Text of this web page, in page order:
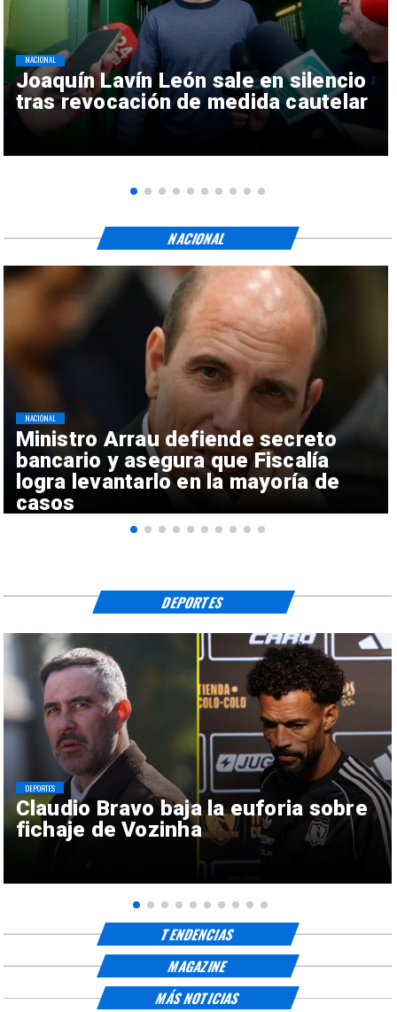
Joaquín Lavín León sale en silencio
tras revocación de medida cautelar
NACIONAL
Ministro Arrau defiende secreto
bancario y asegura que Fiscalía
logra levantarlo en la mayoría de
casos
NACIONAL
NACIONAL
Claudio Bravo baja la euforia sobre
fichaje de Vozinha
DEPORTES
DEPORTES
TENDENCIAS
MAGAZINE
MÁS NOTICIAS